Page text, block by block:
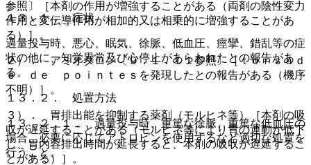
１３．１． 症状
過量投与時、悪心、眠気、徐脈、低血圧、痙攣、錯乱等の症
状の他に、知覚異常及び心停止があらわれたとの報告があ
る。
１３．２． 処置方法
１３．２．１． 過量投与時、重篤な徐脈、重篤な低血圧の
場合、必要に応じてアトロピンを使用するなど適切な処置を
行うこと。
参照〕［本剤の作用が増強することがある（両剤の陰性変力
作用と変伝導作用が相加的又は相乗的に増強することがあ
る）］。
２）． アミオダロン〔９．１．１１参照〕［ｔｏｒｓａｄ
ｅ ｄｅ ｐｏｉｎｔｅｓを発現したとの報告がある（機序
不明）］。
３）． 胃排出能を抑制する薬剤（モルヒネ等）［本剤の吸
収が遅延することがある（モルヒネ等により胃の運動が低下
し、胃内容排出時間が延長すると、本剤の吸収が遅延するこ
とがある）］。